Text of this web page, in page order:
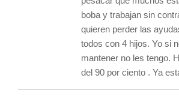
boba y trabajan sin
quieren perder las
todos con 4 hijos. Yo si
mantener no les tengo.
del 90 por ciento . Ya